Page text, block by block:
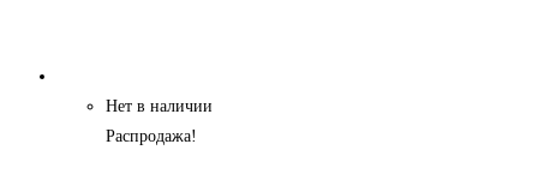
Нет в наличии
Распродажа!